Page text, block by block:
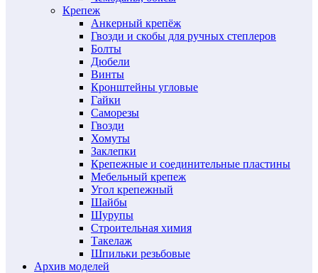
Крепеж
Анкерный крепёж
Гвозди и скобы для ручных степлеров
Болты
Дюбели
Винты
Кронштейны угловые
Гайки
Саморезы
Гвозди
Хомуты
Заклепки
Крепежные и соединительные пластины
Мебельный крепеж
Угол крепежный
Шайбы
Шурупы
Строительная химия
Такелаж
Шпильки резьбовые
Архив моделей